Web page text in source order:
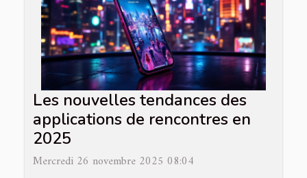
Les nouvelles tendances des
applications de rencontres en
2025
Mercredi 26 novembre 2025 08:04